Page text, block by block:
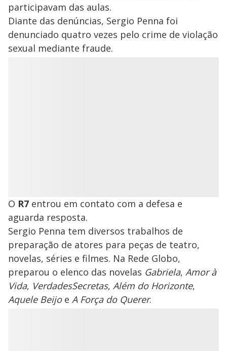
participavam das aulas.
Diante das denúncias, Sergio Penna foi
denunciado quatro vezes pelo crime de violação
sexual mediante fraude.
O R7 entrou em contato com a defesa e
aguarda resposta.
Sergio Penna tem diversos trabalhos de
preparação de atores para peças de teatro,
novelas, séries e filmes. Na Rede Globo,
preparou o elenco das novelas Gabriela, Amor à
Vida, VerdadesSecretas, Além do Horizonte,
Aquele Beijo e A Força do Querer.